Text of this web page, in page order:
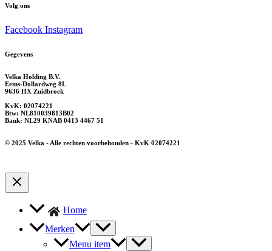
Volg ons
Facebook Instagram
Gegevens
Velka Holding B.V.
Eems-Dollardweg 8L
9636 HX Zuidbroek
KvK: 02074221
Btw: NL810039813B02
Bank: NL29 KNAB 0413 4467 51
© 2025 Velka - Alle rechten voorbehouden - KvK 02074221
Home
Merken
Menu item